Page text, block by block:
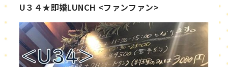
U３４★即婚LUNCH <ファンファン>